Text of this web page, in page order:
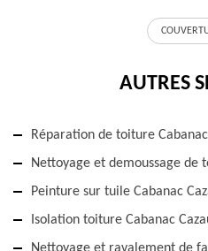
AUTRES
Réparation de toiture
Nettoyage et demoussage de
Peinture sur tuile Cabanac
Isolation toiture Cabanac